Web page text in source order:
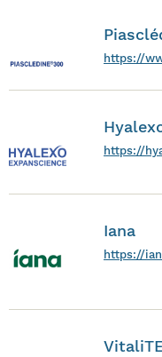
https://
https://
Iana
https://